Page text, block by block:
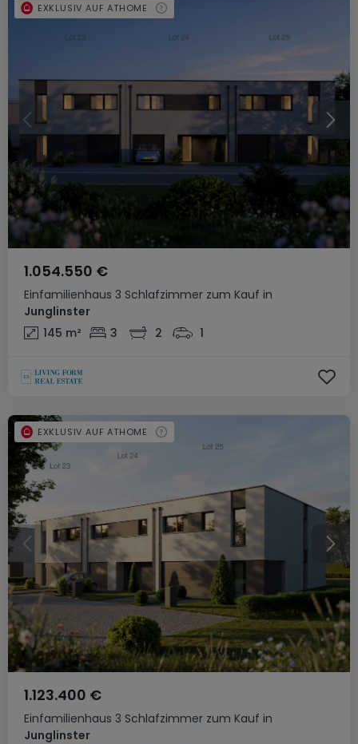
Einfamilienhaus 3 Schlafzimmer zum Kauf in
Junglinster
1.054.550 €
145 m² 3 2 1
EXKLUSIV AUF ATHOME
Einfamilienhaus 3 Schlafzimmer zum Kauf in
Junglinster
1.123.400 €
EXKLUSIV AUF ATHOME